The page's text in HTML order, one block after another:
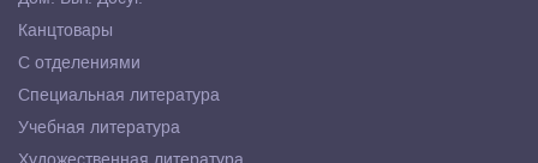
Канцтовары
С отделениями
Специальная литература
Учебная литература